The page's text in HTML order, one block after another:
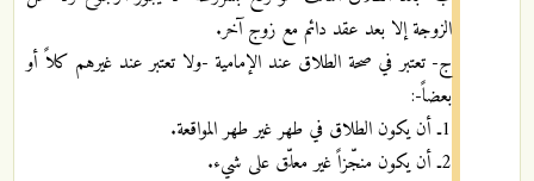
الزوجة إلا بعد عقد دائم مع زوج آخر.
ج- تعتبر في صحة الطلاق عند الإمامية -ولا تعتبر عند غيرهم كلاً أو
بعضاً-:
1ـ أن يكون الطلاق في طهر غير طهر المواقعة.
2ـ أن يكون منجّزاً غير معلّق على شيء.